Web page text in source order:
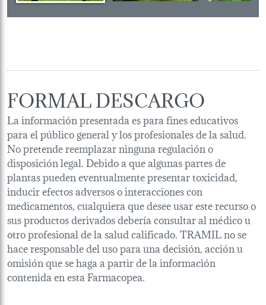
FORMAL DESCARGO
La información presentada es para fines educativos
para el público general y los profesionales de la salud.
No pretende reemplazar ninguna regulación o
disposición legal. Debido a que algunas partes de
plantas pueden eventualmente presentar toxicidad,
inducir efectos adversos o interacciones con
medicamentos, cualquiera que desee usar este recurso o
sus productos derivados debería consultar al médico u
otro profesional de la salud calificado. TRAMIL no se
hace responsable del uso para una decisión, acción u
omisión que se haga a partir de la información
contenida en esta Farmacopea.